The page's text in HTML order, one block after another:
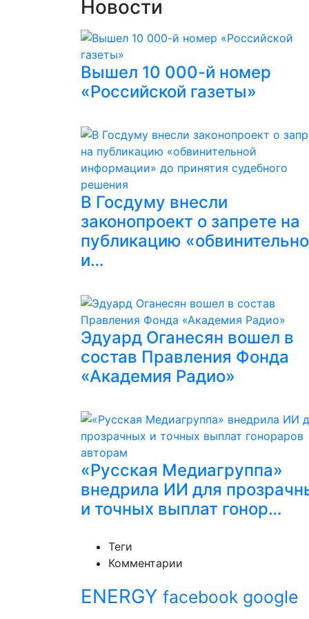
Новости
Вышел 10 000-й номер
«Российской газеты»
В Госдуму внесли
законопроект о запрете на
публикацию
и…
Эдуард Оганесян вошел в
состав Правления Фонда
«Академия Радио»
«Русская Медиагруппа»
внедрила ИИ для
и точных выплат гонор…
Теги
Комментарии
ENERGY facebook google